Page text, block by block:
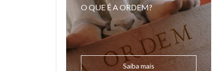
O QUE É A ORDEM?
Saiba mais